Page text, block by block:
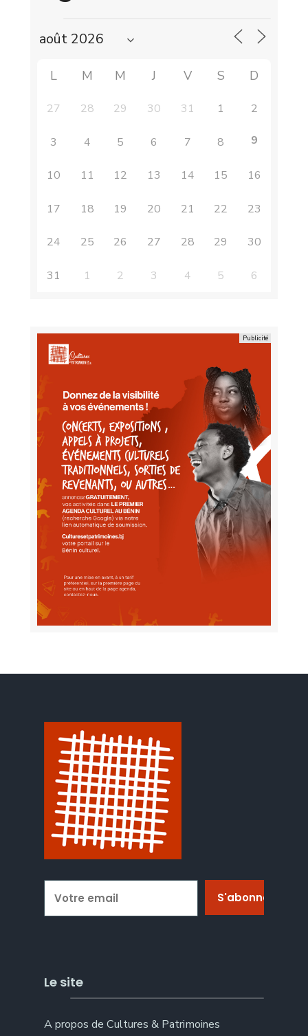
L M M J V S D
27 28 29 30 31 1 2
3 4 5 6 7 8 9
10 11 12 13 14 15 16
17 18 19 20 21 22 23
24 25 26 27 28 29 30
31 1 2 3 4 5 6
Le site
A propos de Cultures & Patrimoines